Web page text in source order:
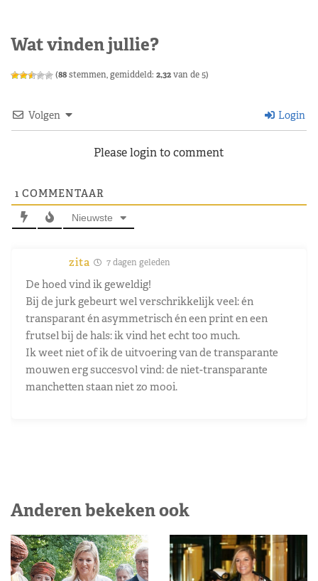
Wat vinden jullie?
(88stemmen, gemiddeld: 2,32van de 5)
Volgen Login
Please login to comment
1 COMMENTAAR
Nieuwste
zita 7 dagen geleden
De hoed vind ik geweldig!
Bij de jurk gebeurt wel verschrikkelijk veel: én
transparant én asymmetrisch én een print en een
frutsel bij de hals: ik vind het echt too much.
Ik weet niet of ik de uitvoering van de transparante
mouwen erg succesvol vind: de niet-transparante
manchetten staan niet zo mooi.
Anderen bekeken ook